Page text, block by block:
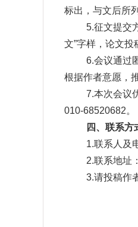
标出，与文后所
5.征文提交
文”字样，论文投
6.会议通过
根据作者意愿，
7.本次会议
010-68520682。
四、联系方
1.联系人及
2.联系地址
3.请投稿作